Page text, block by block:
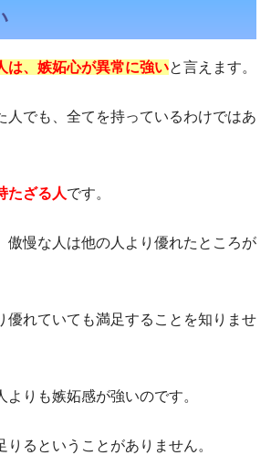
は、嫉妬心が異常に強いと言えます。
人でも、全てを持っているわけではあ
たざる人です。
傲慢な人は他の人より優れたところが
優れていても満足することを知りませ
よりも嫉妬感が強いのです。
りるということがありません。